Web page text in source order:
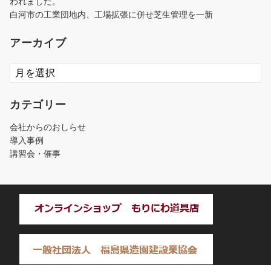
白河市の工業団地内、工場拡張に併せ芝生管理を一新
アーカイブ
ア
ー
イ
カテゴリー
会社からのおしらせ
導入事例
講習会・催事